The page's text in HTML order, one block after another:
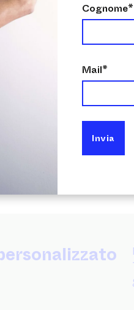
Cognome*
Mail*